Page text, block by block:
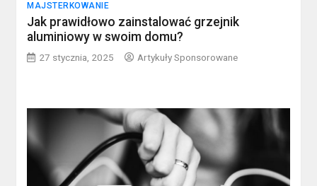
MAJSTERKOWANIE
Jak prawidłowo zainstalować grzejnik
aluminiowy w swoim domu?
27 stycznia, 2025 Artykuły Sponsorowane